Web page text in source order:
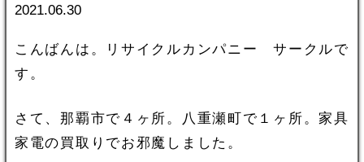
2021.06.30
こんばんは。リサイクルカンパニー サークルで
す。
さて、那覇市で４ヶ所。八重瀬町で１ヶ所。家具
家電の買取りでお邪魔しました。